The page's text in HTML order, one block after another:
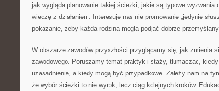
jak wygląda planowanie takiej ścieżki, jakie są typowe wyzwania
wiedzę z działaniem. Interesuje nas nie promowanie „jedynie
pokazanie, żeby każda rodzina mogła podjąć dobrze
W obszarze zawodów przyszłości przyglądamy się, jak zmienia
zawodowego. Poruszamy temat praktyk i staży, tłumacząc,
uzasadnienie, a kiedy mogą być przypadkowe. Zależy nam na
że wybór ścieżki to nie wyrok, lecz ciąg kolejnych kroków.